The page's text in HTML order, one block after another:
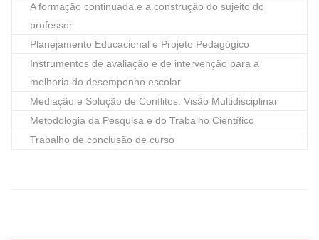
A formação continuada e a construção do sujeito do
professor
Planejamento Educacional e Projeto Pedagógico
Instrumentos de avaliação e de intervenção para a
melhoria do desempenho escolar
Mediação e Solução de Conflitos: Visão Multidisciplinar
Metodologia da Pesquisa e do Trabalho Científico
Trabalho de conclusão de curso